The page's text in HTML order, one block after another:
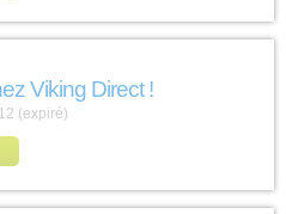
Viking Direct !
(expiré)